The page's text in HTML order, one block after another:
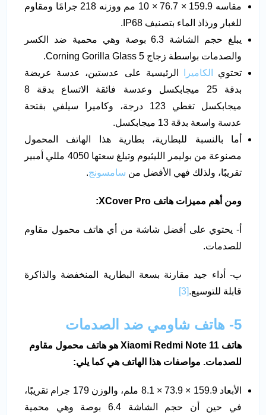
مقاسه 159.9 × 76.7 × 10 مم ووزنه 218 جرامًا ومقاوم
للغبار ورذاذ الماء بتصنيف IP68.
يبلغ حجم الشاشة 6.3 بوصة وهي محمية ضد الكسر
والصدمات بواسطة زجاج Corning Gorilla Glass 5.
تحتوي
الكاميرا
الرئيسية على عدستين، عدسة عريضة
بدقة 25 ميجابكسل وعدسة فائقة الاتساع بدقة 8
ميجابكسل تغطي 123 درجة، وكاميرا سيلفي بفتحة
عدسة واسعة بدقة 13 ميجابكسل.
أما بالنسبة للبطارية، بطارية هذا الهاتف المحمول
مصنوعة من بوليمر الليثيوم وتبلغ سعتها 4050 مللي أمبير
تقريبًا، ولذلك فهي الأفضل من سامسونج.
ومن أهم مميزات هاتف XCover Pro
:
أ- يحتوي على أفضل شاشة من أي هاتف محمول مقاوم
للصدمات.
ب- أداء جيد مقارنة بسعة البطارية المنخفضة والذاكرة
قابلة للتوسيع.[3]
5- هاتف شاومي ضد الصدمات
هاتف Xiaomi Redmi Note 11 هو هاتف محمول مقاوم
للصدمات. مواصفات هذا الهاتف هي كما يلي:
الأبعاد 159.9 × 73.9 × 8.1 ملم، والوزن 179 جرام تقريبًا،
في حين أن حجم الشاشة 6.4 بوصة وهي محمية